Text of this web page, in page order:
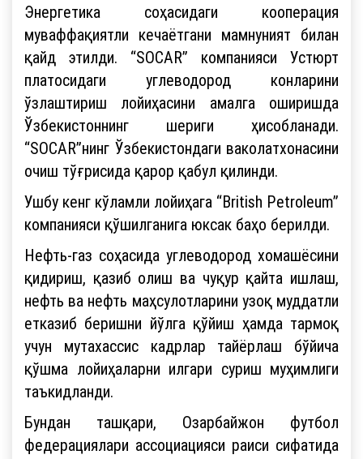
Энергетика соҳасидаги кооперация
муваффақиятли кечаётгани мамнуният билан
қайд этилди. “SOCAR” компанияси Устюрт
платосидаги углеводород конларини
ўзлаштириш лойиҳасини амалга оширишда
Ўзбекистоннинг шериги ҳисобланади.
“SOCAR”нинг Ўзбекистондаги ваколатхонасини
очиш тўғрисида қарор қабул қилинди.
Ушбу кенг кўламли лойиҳага “British Petroleum”
компанияси қўшилганига юксак баҳо берилди.
Нефть-газ соҳасида углеводород хомашёсини
қидириш, қазиб олиш ва чуқур қайта ишлаш,
нефть ва нефть маҳсулотларини узоқ муддатли
етказиб беришни йўлга қўйиш ҳамда тармоқ
учун мутахассис кадрлар тайёрлаш бўйича
қўшма лойиҳаларни илгари суриш муҳимлиги
таъкидланди.
Бундан ташқари, Озарбайжон футбол
федерациялари ассоциацияси раиси сифатида